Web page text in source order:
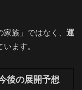
族」ではなく、 運
ます。
後の展開予想